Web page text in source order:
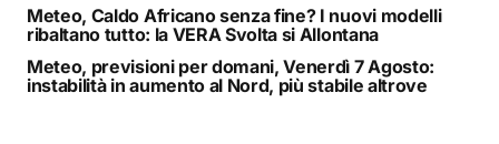
Meteo, Caldo Africano senza fine? I nuovi modelli
ribaltano tutto: la VERA Svolta si Allontana
Meteo, previsioni per domani, Venerdì 7 Agosto:
instabilità in aumento al Nord, più stabile altrove